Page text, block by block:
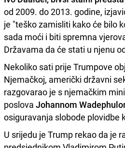
od 2009. do 2013. godine,
je "teško zamisliti kako će bilo
sada moći i biti spremna
Državama da će stati u njenu
Nekoliko sati prije Trumpove
Njemačkoj, američki državni
razgovarao je s njemačkim
poslova Johannom
osiguravanja slobode plovidbe
U srijedu je Trump rekao da je